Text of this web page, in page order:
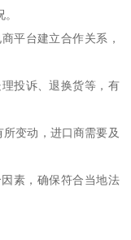
平台建立合作关系，
投诉、退换货等，有
变动，进口商需要及
素，确保符合当地法